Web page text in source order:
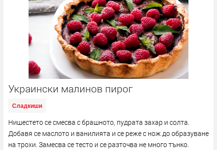
Украински малинов пирог
Сладкиши
Нишестето се смесва с брашното, пудрата захар и солта.
Добавя се маслото и ванилията и се реже с нож до образуване
на трохи. Замесва се тесто и се разточва не много тънко.